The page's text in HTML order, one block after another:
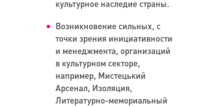
культурное наследие страны.
Возникновение сильных, с
точки зрения инициативности
и менеджмента, организаций
в культурном секторе,
например, Мистецький
Арсенал, Изоляция,
Литературно-мемориальный